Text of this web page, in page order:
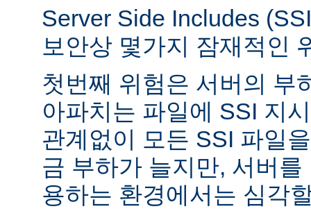
Server Side Includes
보안상 몇가지 잠재적인
첫번째 위험은 서버의 부
아파치는 파일에 SSI 지
관계없이 모든 SSI 파일
금 부하가 늘지만, 서버
용하는 환경에서는 심각